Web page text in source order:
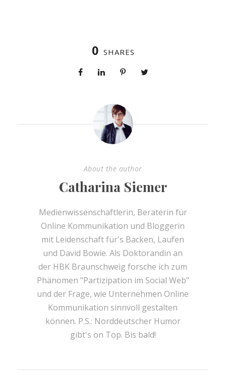
0 SHARES
About the author
Catharina Siemer
Medienwissenschaftlerin, Beraterin für
Online Kommunikation und Bloggerin
mit Leidenschaft für's Backen, Laufen
und David Bowie. Als Doktorandin an
der HBK Braunschweig forsche ich zum
Phänomen "Partizipation im Social Web"
und der Frage, wie Unternehmen Online
Kommunikation sinnvoll gestalten
können. P.S.: Norddeutscher Humor
gibt's on Top. Bis bald!